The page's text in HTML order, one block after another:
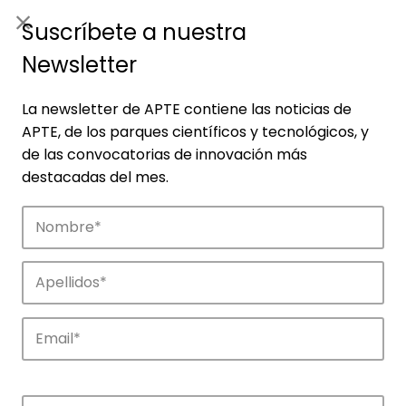
Empresas
Descubre las empresas que impulsan la
innovación en los parques de APTE.
Suscríbete a nuestra
Newsletter
La newsletter de APTE contiene las noticias de
APTE, de los parques científicos y tecnológicos, y
de las convocatorias de innovación más
destacadas del mes.